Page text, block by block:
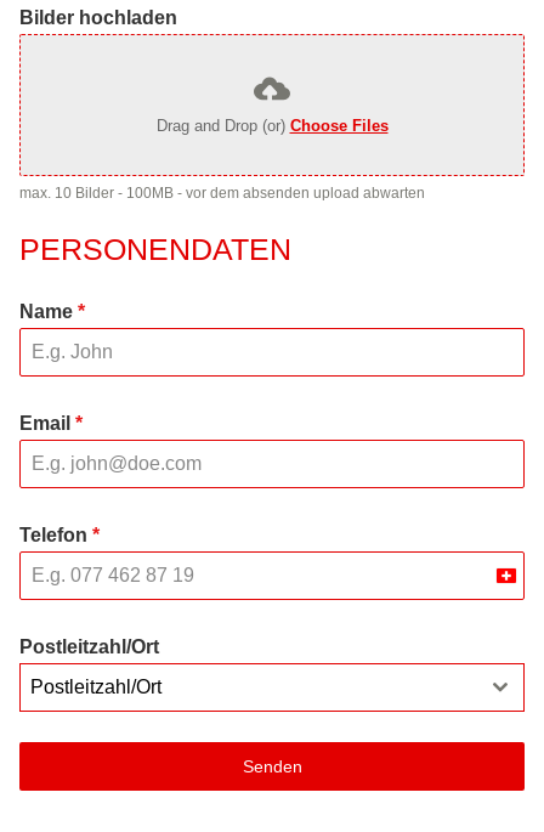
Bilder hochladen
Drag and Drop (or) Choose Files
max. 10 Bilder - 100MB - vor dem absenden upload abwarten
PERSONENDATEN
Name *
Email *
Telefon *
Postleitzahl/Ort
Postleitzahl/Ort
Senden